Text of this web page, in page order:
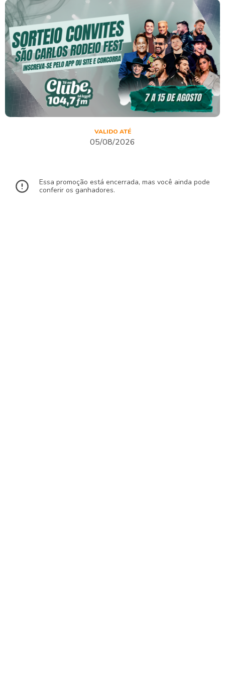
VALIDO ATÉ
05/08/2026
Essa promoção está encerrada, mas você ainda pode
conferir os ganhadores.